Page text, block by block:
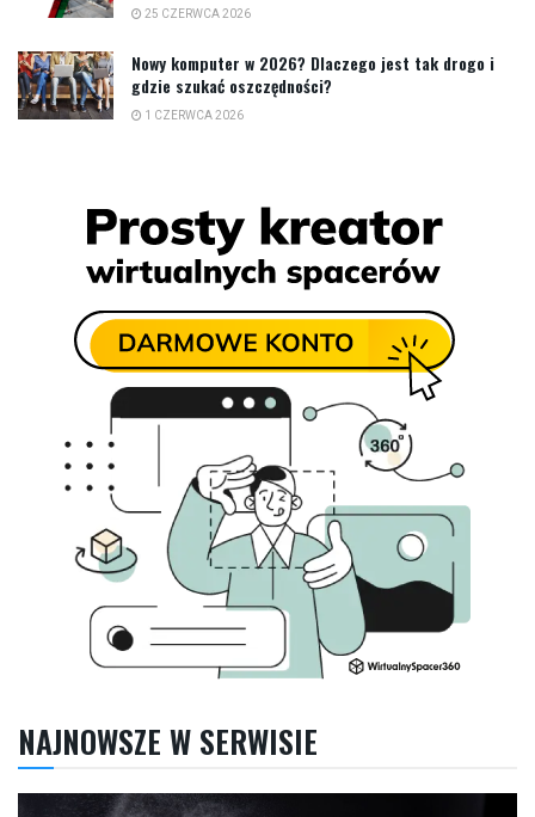
25 CZERWCA 2026
Nowy komputer w 2026? Dlaczego jest tak drogo i
gdzie szukać oszczędności?
1 CZERWCA 2026
NAJNOWSZE W SERWISIE